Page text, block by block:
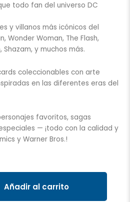
todo fan del universo DC
y villanos más icónicos del
Wonder Woman, The Flash,
Shazam, y muchos más.
coleccionables con arte
en las diferentes eras del
favoritos, sagas
— ¡todo con la calidad y
y Warner Bros.!
Añadir al carrito